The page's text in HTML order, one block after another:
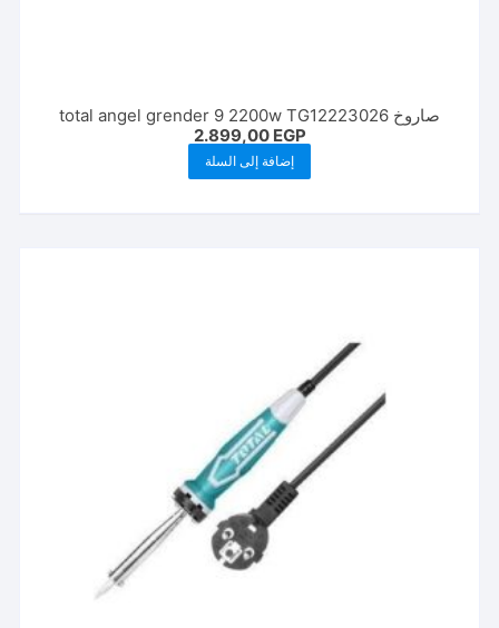
صاروخ total angel grender 9 2200w TG12223026
2.899,00 EGP
إضافة إلى السلة